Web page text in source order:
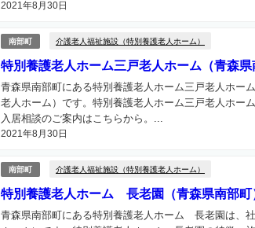
2021年8月30日
南部町 介護老人福祉施設（特別養護老人ホーム）
特別養護老人ホーム三戸老人ホーム（青森県
2021年8月30日
青森県南部町にある特別養護老人ホーム三戸老人ホー
老人ホーム）です。特別養護老人ホーム三戸老人ホー
入居相談のご案内はこちらから。...
南部町 介護老人福祉施設（特別養護老人ホーム）
特別養護老人ホーム 長老園（青森県南部町
青森県南部町にある特別養護老人ホーム 長老園は、